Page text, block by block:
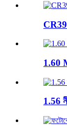
CR39
1.60
1.56